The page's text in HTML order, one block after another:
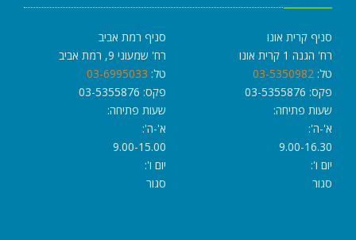
סניף קרית אונו
רח' הגנה 1 קרית אונו
טל: 03-5350982
פקס: 03-5355876
שעות פתיחה:
א'-ה':
9.00-16.30
יום ו':
סגור
סניף רמת אביב
רח' שמעוני 9, רמת אביב
טל: 03-6995033
פקס: 03-5355876
שעות פתיחה:
א'-ה':
9.00-15.00
יום ו':
סגור